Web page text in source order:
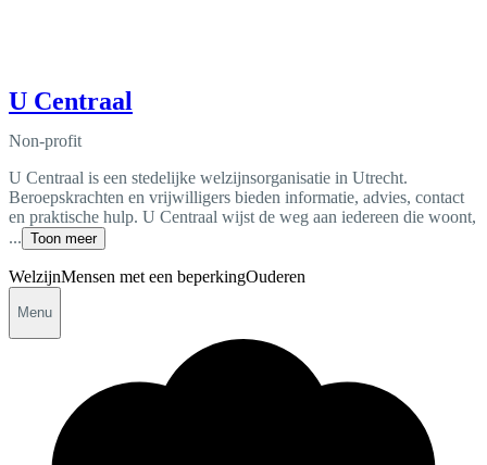
U Centraal
Non-profit
U Centraal is een stedelijke welzijnsorganisatie in Utrecht.
Beroepskrachten en vrijwilligers bieden informatie, advies, contact
en praktische hulp. U Centraal wijst de weg aan iedereen die woont,
... Toon meer
WelzijnMensen met een beperkingOuderen
Menu